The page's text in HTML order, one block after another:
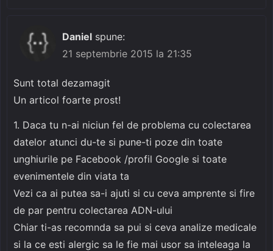
Daniel spune:
21 septembrie 2015 la 21:35
Sunt total dezamagit
Un articol foarte prost!
1. Daca tu n-ai niciun fel de problema cu colectarea
datelor atunci du-te si pune-ti poze din toate
unghiurile pe Facebook /profil Google si toate
evenimentele din viata ta
Vezi ca ai putea sa-i ajuti si cu ceva amprente si fire
de par pentru colectarea ADN-ului
Chiar ti-as recomnda sa pui si ceva analize medicale
si la ce esti alergic sa le fie mai usor sa inteleaga la